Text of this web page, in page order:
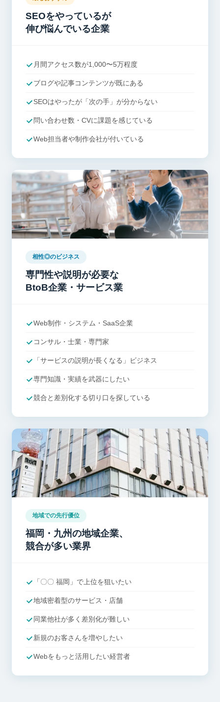
SEOをやっているが
伸び悩んでいる企業
月間アクセス数が1,000〜5万程度
ブログや記事コンテンツが既にある
SEOはやったが「次の手」が分からない
問い合わせ数・CVに課題を感じている
Web担当者や制作会社が付いている
相性◎のビジネス
専門性や説明が必要な
BtoB企業・サービス業
Web制作・システム・SaaS企業
コンサル・士業・専門家
「サービスの説明が長くなる」ビジネス
専門知識・実績を武器にしたい
競合と差別化する切り口を探している
地域での先行優位
福岡・九州の地域企業、
競合が多い業界
「〇〇 福岡」で上位を狙いたい
地域密着型のサービス・店舗
同業他社が多く差別化が難しい
新規のお客さんを増やしたい
Webをもっと活用したい経営者